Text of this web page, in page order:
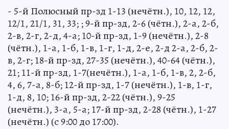
- 5-й Полюсный пр-зд 1-13 (нечётн.), 10, 12, 12,
12/1, 21/1, 31, 33; ; 9-й пр-зд, 2-6 (чётн.), 2-а, 2-б,
2-в, 2-г, 2-д, 4-а; 10-й пр-зд, 1-9 (нечётн.), 2-8
(чётн.), 1-а, 1-б, 1-в, 1-г, 1-д, 2-е, 2-д 2-а, 2-б, 2-
в, 2-г; 18-й пр-зд, 27-35 (нечётн.), 40-64 (чётн.),
21; 11-й пр-зд, 1-7(нечётн.), 1-а, 1-б, 1-в, 2, 2-б,
4, 6, 7-а, 8-б; 12-й пр-зд, 1-7 (нечётн.), 1-в, 1-г,
1-д, 8, 10; 16-й пр-зд, 2-22 (чётн.), 9-25
(нечётн.), 3-а, 5-а; 17-й пр-зд, 2-28 (чётн.), 1-27
(нечётн.) (с 9:00 до 17:00).